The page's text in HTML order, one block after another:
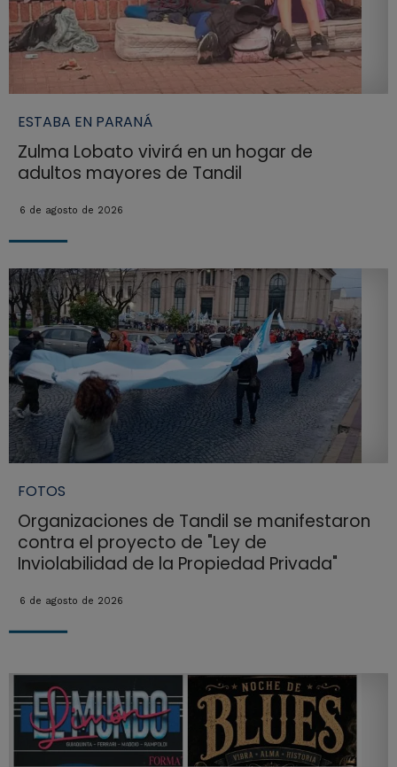
ESTABA EN PARANÁ
Zulma Lobato vivirá en un hogar de
adultos mayores de Tandil
6 de agosto de 2026
FOTOS
Organizaciones de Tandil se manifestaron
contra el proyecto de "Ley de
Inviolabilidad de la Propiedad Privada"
6 de agosto de 2026